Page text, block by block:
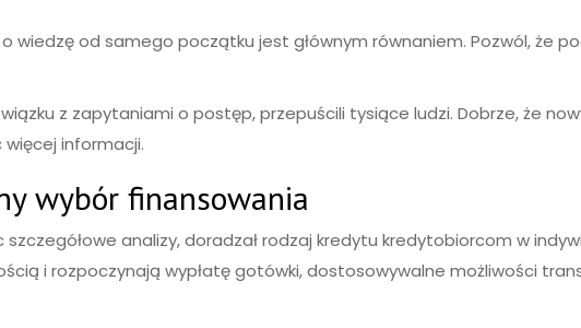
wiedzę od samego początku jest głównym równaniem. Pozwól, że
z zapytaniami o postęp, przepuścili tysiące ludzi. Dobrze, że
informacji.
wybór finansowania
analizy, doradzał rodzaj kredytu kredytobiorcom w
i rozpoczynają wypłatę gotówki, dostosowywalne możliwości